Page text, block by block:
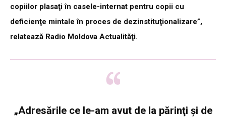
copiilor plasaţi în casele-internat pentru copii cu
deficienţe mintale în proces de dezinstituţionalizare”,
relatează Radio Moldova Actualităţi.
„Adresările ce le-am avut de la părinţi şi de